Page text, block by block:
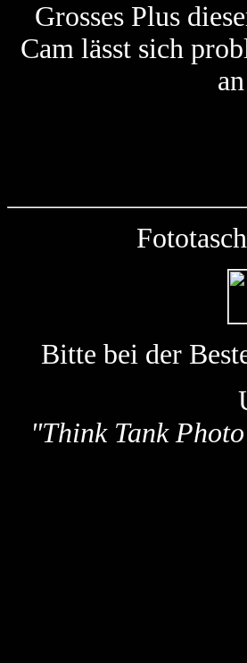
Grosses Plus
Cam lässt sich
Bitte bei der
"Think Tank